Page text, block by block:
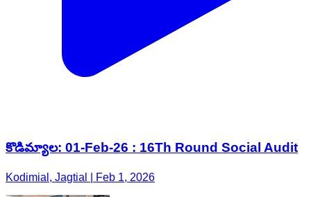
కొడిమ్యాల: 01-Feb-26 : 16Th Round Social Audit
Kodimial, Jagtial | Feb 1, 2026